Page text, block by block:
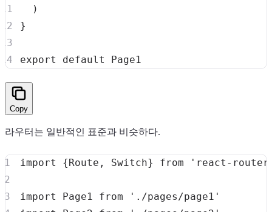
)
}
export default Page1
Copy
라우터는 일반적인 표준과 비슷하다.
import {Route , Switch} from 'react-
import Page1 from
'./pages/page1'